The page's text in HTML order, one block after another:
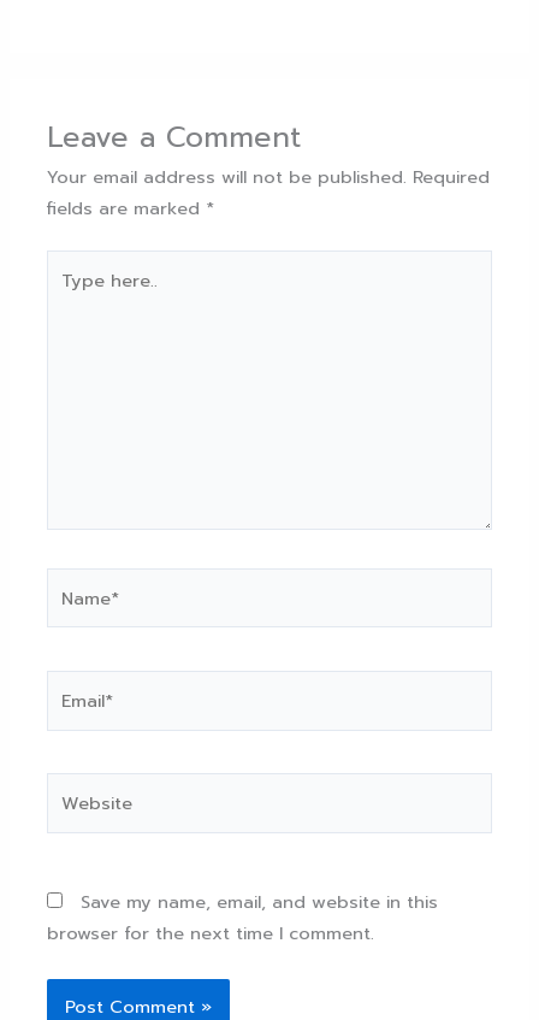
Leave a Comment
Your email address will not be published. Required
fields are marked *
here..
Save my name, email, and website in this
browser for the next time I comment.